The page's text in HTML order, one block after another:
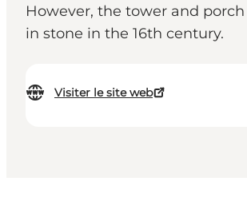
However, the tower and
in stone in the 16th century.
Visiter le site web